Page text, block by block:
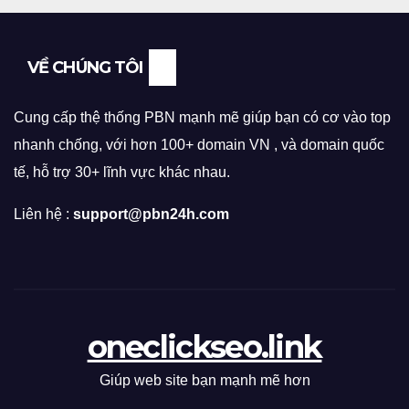
VỀ CHÚNG TÔI
Cung cấp thệ thống PBN mạnh mẽ giúp bạn có cơ vào top
nhanh chống, với hơn 100+ domain VN , và domain quốc
tế, hỗ trợ 30+ lĩnh vực khác nhau.
Liên hệ : support@pbn24h.com
oneclickseo.link
Giúp web site bạn mạnh mẽ hơn